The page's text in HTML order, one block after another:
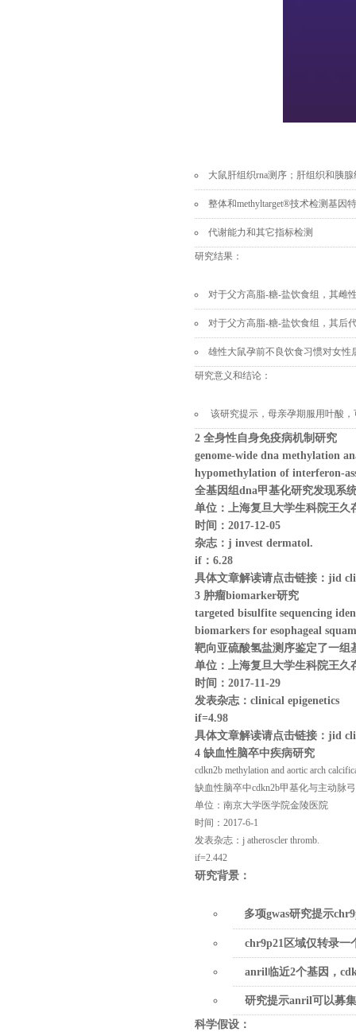
大鼠肝组织rna测序；肝组织和胰
整体和methyltarget®技术检测基因
代谢能力和其它指标检测
研究结果：
对于父方高脂-糖-盐饮食组，其雌
对于父方高脂-糖-盐饮食组，其后
雄性大鼠孕前不良饮食习惯对女
研究意义和结论：
该研究提示，母亲孕期服用叶酸
2 全身性自身免疫病机制研究
genome-wide dna methylation
hypomethylation of interferon-
全基因组dna甲基化研究发现系
单位：上海复旦大学生科院王久
时间： 2017-12-05
杂志： j invest dermatol.
if ： 6.28
具体文章解读请点击链接： jid
3 肿瘤biomarker研究
targeted bisulfite sequencing
biomarkers for esophageal
靶向亚硫酸氢盐测序鉴定了一组
单位：上海复旦大学生科院王久
时间： 2017-11-29
发表杂志：clinical epigenetics
if=4.98
具体文章解读请点击链接： jid
4 缺血性脑卒中疾病研究
cdkn2b methylation and aortic arch
缺血性脑卒中cdkn2b甲基化与主动脉
单位：南京大学医学院金陵医院
时间：2017-6-1
发表杂志：j atheroscler thromb.
if=2.442
研究背景：
多项gwas研究提示
chr9p21区域仅转录一
anril临近2个基因，
研究提示anril可以募
科学假设：